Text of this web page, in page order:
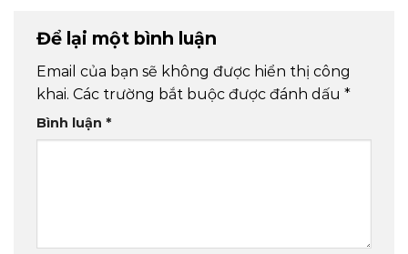
Để lại một bình luận
Email của bạn sẽ không được hiển thị công
khai. Các trường bắt buộc được đánh dấu *
Bình luận *